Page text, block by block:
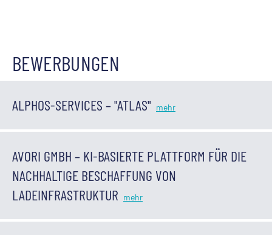
BEWERBUNGEN
ALPHOS-SERVICES – "ATLAS"
AVORI GMBH – KI-BASIERTE PLATTFORM FÜR DIE
NACHHALTIGE BESCHAFFUNG VON
LADEINFRASTRUKTUR